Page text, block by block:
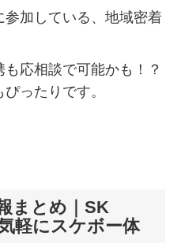
加している、地域密着
応相談で可能かも！？
ったりです。
まとめ｜SK
軽にスケボー体